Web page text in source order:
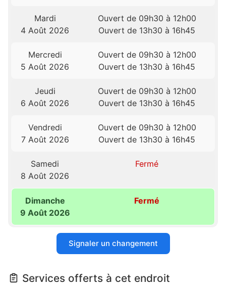
Mardi
4 Août 2026
Ouvert de 09h30 à 12h00
Ouvert de 13h30 à 16h45
Mercredi
5 Août 2026
Ouvert de 09h30 à 12h00
Ouvert de 13h30 à 16h45
Jeudi
6 Août 2026
Ouvert de 09h30 à 12h00
Ouvert de 13h30 à 16h45
Vendredi
7 Août 2026
Ouvert de 09h30 à 12h00
Ouvert de 13h30 à 16h45
Samedi
8 Août 2026
Fermé
Dimanche
9 Août 2026
Fermé
Signaler un changement
Services offerts à cet endroit